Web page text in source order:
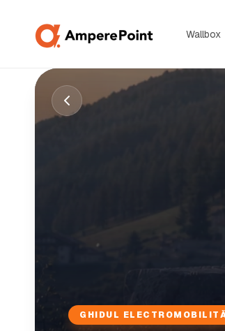
conținut
Wallbox
GHIDUL